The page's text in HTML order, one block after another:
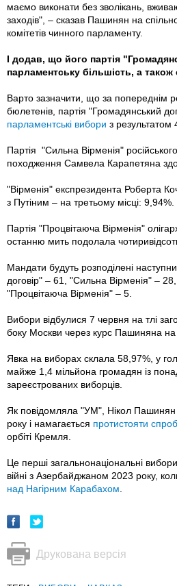
маємо виконати без зволікань,
заходів", – сказав Пашинян на
комітетів чинного парламенту.
І додав, що його партія
парламентську більшість, а
Варто зазначити, що за попереднім
бюлетенів, партія "Громадянський
парламентські вибори з результатом
Партія "Сильна Вірменія"
походження Самвела Карапетяна
"Вірменія" експрезидента Роберта
з Путіним – на третьому місці: 9,94%.
Партія "Процвітаюча Вірменія"
останню мить подолала
Мандати будуть розподілені
договір" – 61, "Сильна Вірменія" – 28,
"Процвітаюча Вірменія" – 5.
Вибори відбулися 7 червня на тлі
боку Москви через курс Пашиняна
Явка на виборах склала 58,97%, у
майже 1,4 мільйона громадян із
зареєстрованих виборців.
Як повідомляла "УМ", Нікол Пашинян
року і намагається протистояти
орбіті Кремля.
Це перші загальнонаціональні
війні з Азербайджаном 2023 року,
над Нагірним Карабахом
Друкована версія